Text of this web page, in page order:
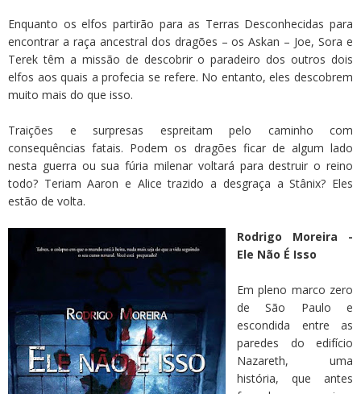
Enquanto os elfos partirão para as Terras Desconhecidas para
encontrar a raça ancestral dos dragões – os Askan – Joe, Sora e
Terek têm a missão de descobrir o paradeiro dos outros dois
elfos aos quais a profecia se refere. No entanto, eles descobrem
muito mais do que isso.
Traições e surpresas espreitam pelo caminho com
consequências fatais. Podem os dragões ficar de algum lado
nesta guerra ou sua fúria milenar voltará para destruir o reino
todo? Teriam Aaron e Alice trazido a desgraça a Stânix? Eles
estão de volta.
Rodrigo Moreira -
Ele Não É Isso
Em pleno marco zero
de São Paulo e
escondida entre as
paredes do edifício
Nazareth, uma
história, que antes